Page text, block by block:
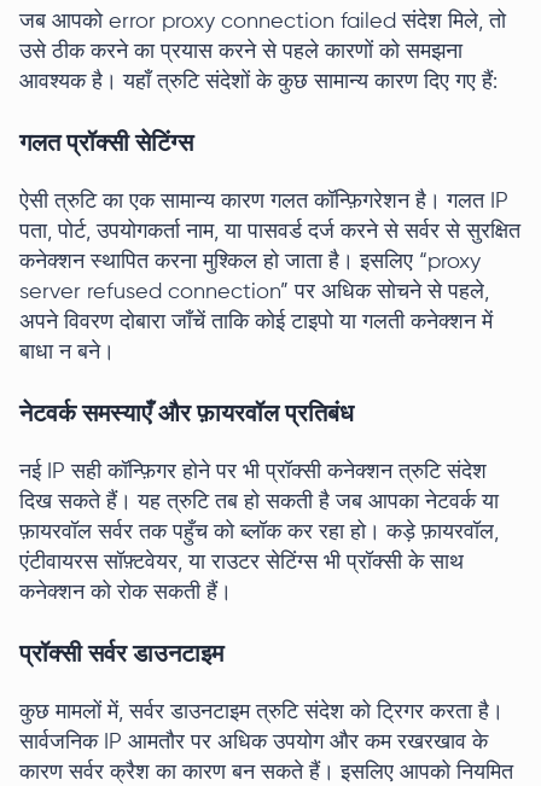
जब आपको error proxy connection failed संदेश मिले, तो
उसे ठीक करने का प्रयास करने से पहले कारणों को समझना
आवश्यक है। यहाँ त्रुटि संदेशों के कुछ सामान्य कारण दिए गए हैं:
गलत प्रॉक्सी सेटिंग्स
ऐसी त्रुटि का एक सामान्य कारण गलत कॉन्फ़िगरेशन है। गलत IP
पता, पोर्ट, उपयोगकर्ता नाम, या पासवर्ड दर्ज करने से सर्वर से सुरक्षित
कनेक्शन स्थापित करना मुश्किल हो जाता है। इसलिए “proxy
server refused connection” पर अधिक सोचने से पहले,
अपने विवरण दोबारा जाँचें ताकि कोई टाइपो या गलती कनेक्शन में
बाधा न बने।
नेटवर्क समस्याएँ और फ़ायरवॉल प्रतिबंध
नई IP सही कॉन्फ़िगर होने पर भी प्रॉक्सी कनेक्शन त्रुटि संदेश
दिख सकते हैं। यह त्रुटि तब हो सकती है जब आपका नेटवर्क या
फ़ायरवॉल सर्वर तक पहुँच को ब्लॉक कर रहा हो। कड़े फ़ायरवॉल,
एंटीवायरस सॉफ़्टवेयर, या राउटर सेटिंग्स भी प्रॉक्सी के साथ
कनेक्शन को रोक सकती हैं।
प्रॉक्सी सर्वर डाउनटाइम
कुछ मामलों में, सर्वर डाउनटाइम त्रुटि संदेश को ट्रिगर करता है।
सार्वजनिक IP आमतौर पर अधिक उपयोग और कम रखरखाव के
कारण सर्वर क्रैश का कारण बन सकते हैं। इसलिए आपको नियमित